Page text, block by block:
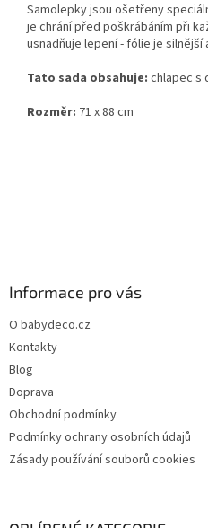
Samolepky jsou ošetřeny
je chrání před poškrábáním při
usnadňuje lepení - fólie je silnější
Tato sada obsahuje: chlapec s
Rozměr: 71 x 88 cm
Informace pro vás
O babydeco.cz
Kontakty
Blog
Doprava
Obchodní podmínky
Podmínky ochrany osobních údajů
Zásady používání souborů cookies